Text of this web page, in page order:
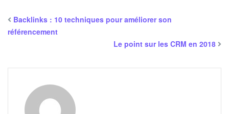
Backlinks : 10 techniques pour améliorer son
référencement
Le point sur les CRM en 2018